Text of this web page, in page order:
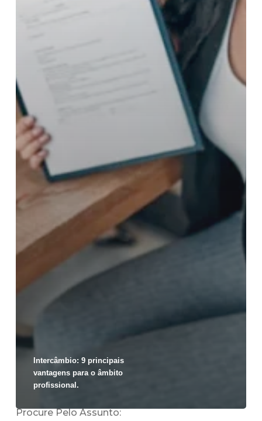
Intercâmbio: 9 principais
vantagens para o âmbito
profissional.
Procure Pelo Assunto: